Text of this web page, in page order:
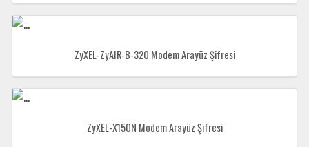
ZyXEL-ZyAIR-B-320 Modem Arayüz Şifresi
ZyXEL-X150N Modem Arayüz Şifresi